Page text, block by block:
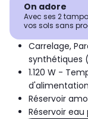
On adore
Avec ses 2
vos sols sans
Carrelage,
synthétiques
1.120 W -
Réservoir
Réservoir eau